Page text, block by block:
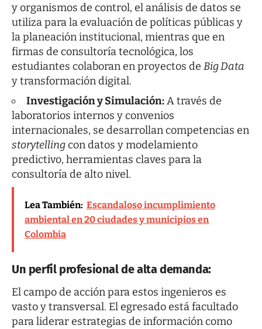
y organismos de control, el análisis de datos se
utiliza para la evaluación de políticas públicas y
la planeación institucional, mientras que en
firmas de consultoría tecnológica, los
estudiantes colaboran en proyectos de Big Data
y transformación digital.
Investigación y Simulación:A través de
laboratorios internos y convenios
internacionales, se desarrollan competencias en
storytellingcon datos y modelamiento
predictivo, herramientas claves para la
consultoría de alto nivel.
Lea También: Escandaloso incumplimiento
ambiental en 20 ciudades y municipios en
Colombia
Un perfil profesional de alta demanda:
El campo de acción para estos ingenieros es
vasto y transversal. El egresado está facultado
para liderar estrategias de información como